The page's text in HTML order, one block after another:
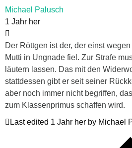
Michael Palusch
1 Jahr her
Der Röttgen ist der, der einst
Mutti in Ungnade fiel. Zur Strafe
läutern lassen. Das mit den
stattdessen gibt er seit seiner
aber noch immer nicht begriffen,
zum Klassenprimus schaffen wird.
Last edited 1 Jahr her by Michael